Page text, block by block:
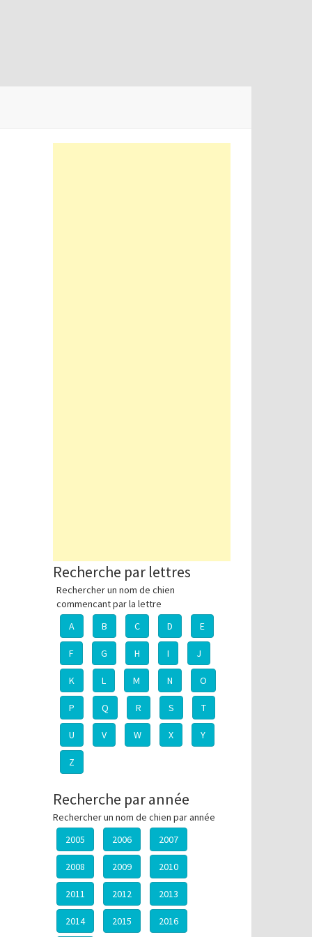
Recherche par lettres
Rechercher un nom de chien
commencant par la lettre
A
B C D E
F G H I J
K L M N O
P Q R S T
U V W X Y
Z
Recherche par année
Rechercher un nom de chien par année
2005
2006 2007
2008 2009 2010
2011 2012 2013
2014 2015 2016